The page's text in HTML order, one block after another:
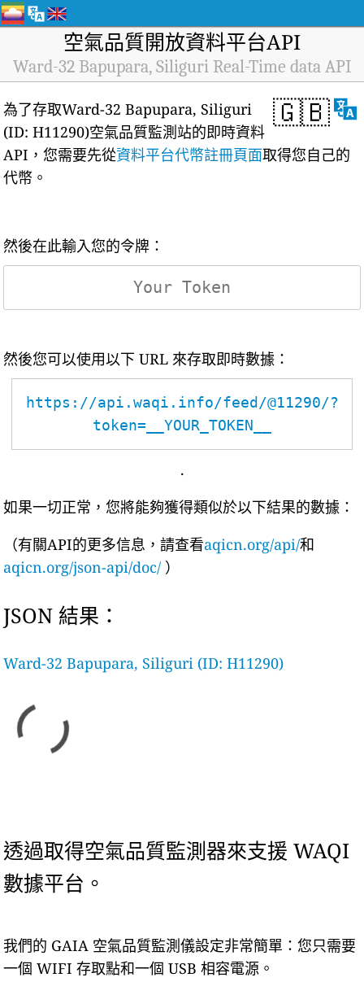
空氣品質開放資料平台API
Ward-32 Bapupara, Siliguri Real-Time data API
🇬🇧
為了存取Ward-32 Bapupara, Siliguri
(ID: H11290)空氣品質監測站的即時資料
API，您需要先從資料平台代幣註冊頁面取得您自己的
代幣。
然後在此輸入您的令牌：
然後您可以使用以下 URL 來存取即時數據：
https://api.waqi.info/feed/@11290/?
token=__YOUR_TOKEN__
.
如果一切正常，您將能夠獲得類似於以下結果的數據：
（有關API的更多信息，請查看aqicn.org/api/和
aqicn.org/json-api/doc/ ）
JSON 結果：
Ward-32 Bapupara, Siliguri (ID: H11290)
透過取得空氣品質監測器來支援 WAQI
數據平台。
我們的 GAIA 空氣品質監測儀設定非常簡單：您只需要
一個 WIFI 存取點和一個 USB 相容電源。